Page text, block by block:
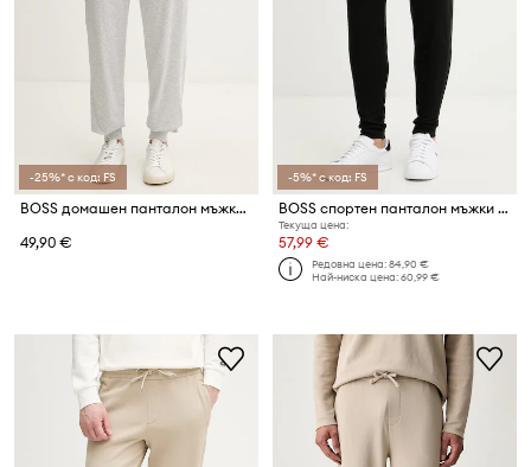
-25%* с код: FS
BOSS домашен панталон мъжки от памук с еластан Mix&Match Pants
49,90 €
-5%* с код: FS
BOSS спортен панталон мъжки от памук
Текуща цена:
57,99 €
Редовна цена:84,90 €
Най-ниска цена:60,99 €